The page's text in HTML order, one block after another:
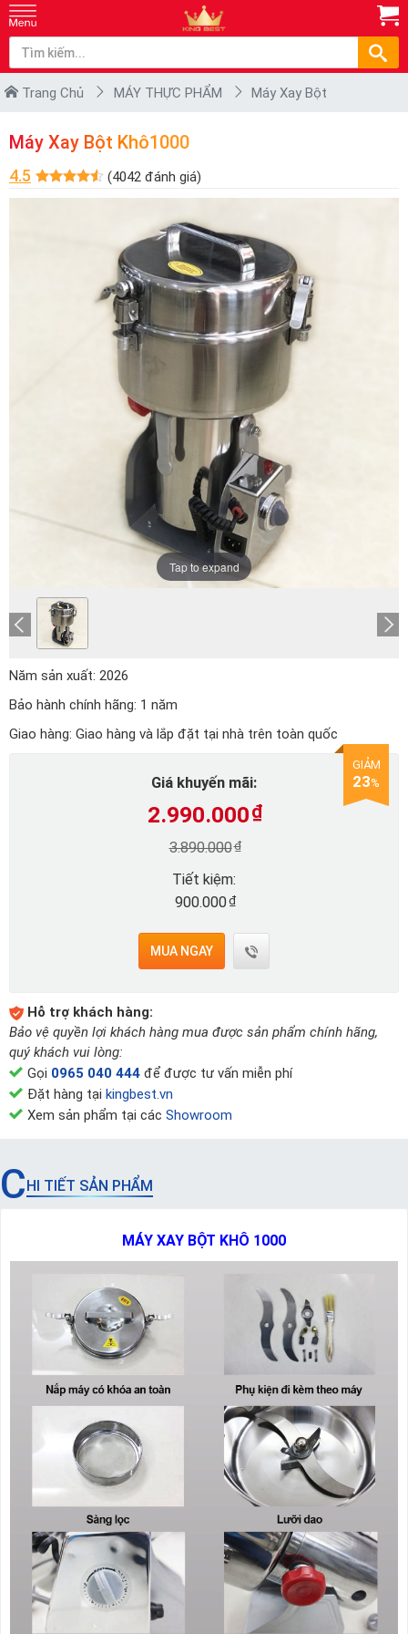
Trang Chủ MÁY THỰC PHẨM Máy Xay Bột
Máy Xay Bột Khô1000
4.5 (4042 đánh giá)
Tap to expand
Năm sản xuất: 2026
Bảo hành chính hãng: 1 năm
Giao hàng: Giao hàng và lắp đặt tại nhà trên toàn quốc
Giá khuyến mãi:
2.990.000₫
3.890.000₫
Tiết kiệm:
900.000₫
MUA NGAY
GIẢM
23%
Hỗ trợ khách hàng:
Bảo vệ quyền lợi khách hàng mua được sản phẩm chính hãng,
quý khách vui lòng:
Gọi 0965 040 444 để được tư vấn miễn phí
Đặt hàng tại kingbest.vn
Xem sản phẩm tại các Showroom
CHI TIẾT SẢN PHẨM
MÁY XAY BỘT KHÔ 1000